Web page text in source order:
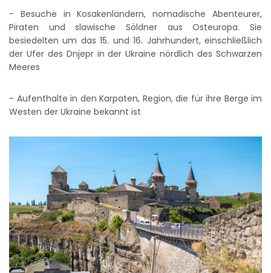
- Besuche in Kosakenländern, nomadische Abenteurer,
Piraten und slawische Söldner aus Osteuropa. Sie
besiedelten um das 15. und 16. Jahrhundert, einschließlich
der Ufer des Dnjepr in der Ukraine nördlich des Schwarzen
Meeres
- Aufenthalte in den Karpaten, Region, die für ihre Berge im
Westen der Ukraine bekannt ist